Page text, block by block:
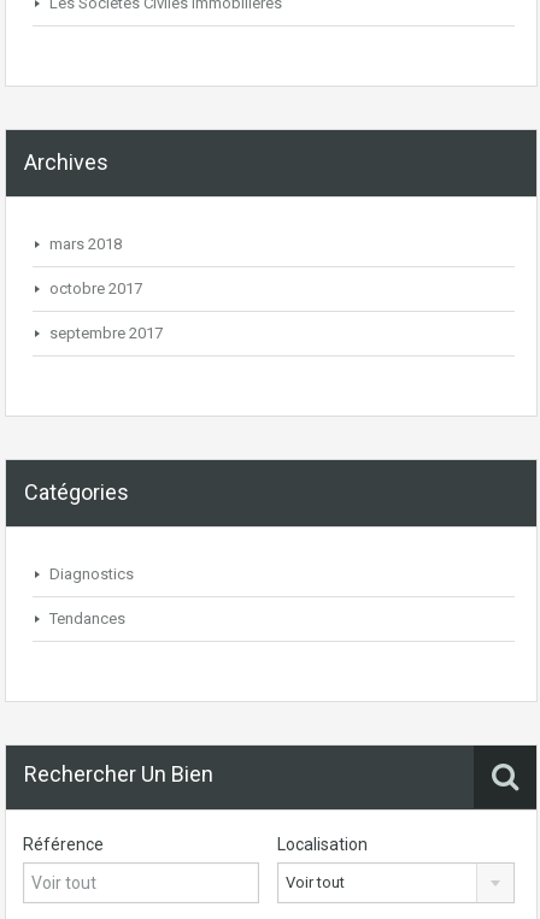
Archives
mars 2018
octobre 2017
septembre 2017
Catégories
Diagnostics
Tendances
Rechercher Un Bien
Référence Localisation
Voir tout